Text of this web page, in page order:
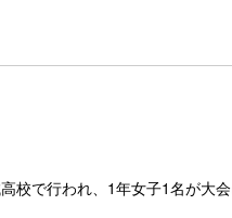
校で行われ、1年女子1名が大